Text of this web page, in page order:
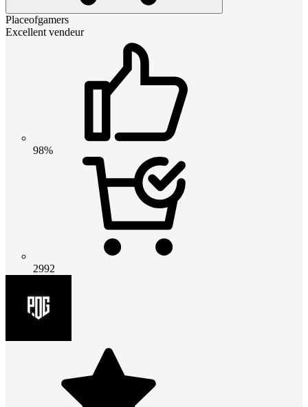
Placeofgamers
Excellent vendeur
98%
2992